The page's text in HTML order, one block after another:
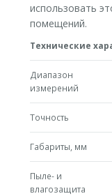
использовать
помещений.
Технические
Диапазон
измерений
Точность
Габариты, мм
Пыле- и
влагозащита